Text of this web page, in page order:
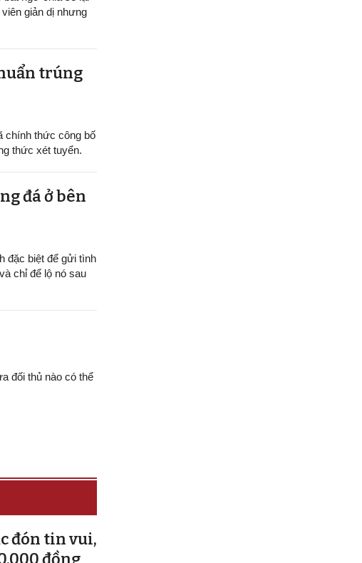
giản dị nhưng
trúng
chính thức công bố
thức xét tuyển.
đá ở bên
đặc biệt để gửi tình
chỉ để lộ nó sau
đối thủ nào có thể
đón tin vui,
đồng